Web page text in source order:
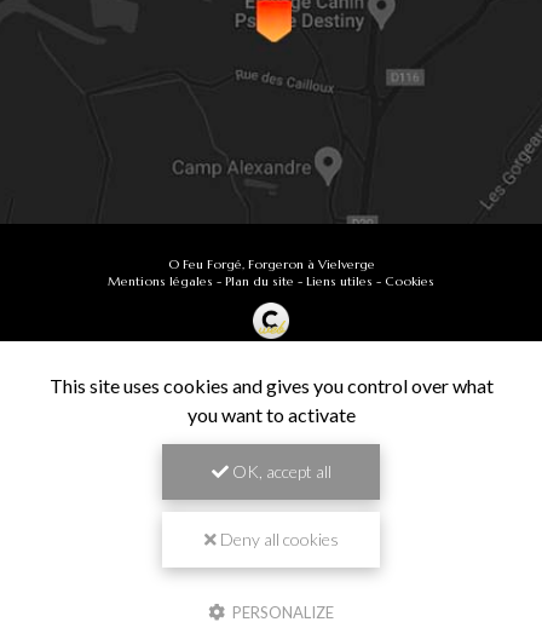
O Feu Forgé, Forgeron à Vielverge
Mentions légales - Plan du site - Liens utiles - Cookies
Secteur -En savoir +
9.9/10
This site uses cookies and gives you control over what
you want to activate
OK, accept all
Deny all cookies
PERSONALIZE